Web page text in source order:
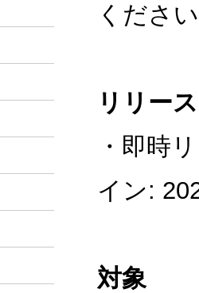
くださ
リリー
・即時
イン:
対象